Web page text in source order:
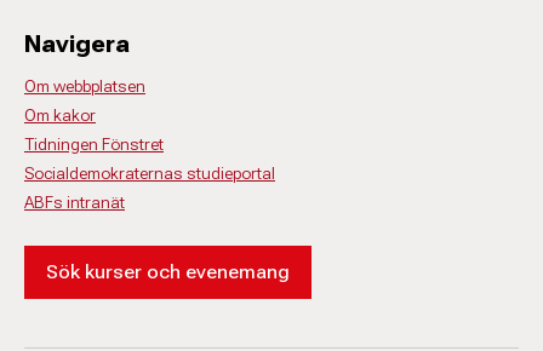
Navigera
Om webbplatsen
Om kakor
Tidningen Fönstret
Socialdemokraternas studieportal
ABFs intranät
Sök kurser och evenemang